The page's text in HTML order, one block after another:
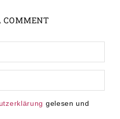
COMMENT
gelesen und